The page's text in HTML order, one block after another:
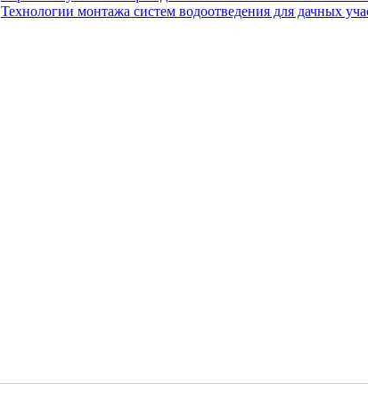
Технологии монтажа систем водоотведения для дачных